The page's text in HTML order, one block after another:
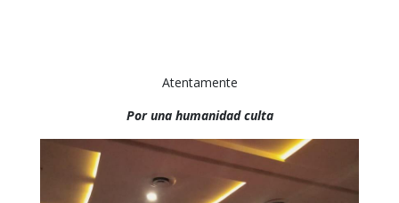
Atentamente
Por una humanidad culta